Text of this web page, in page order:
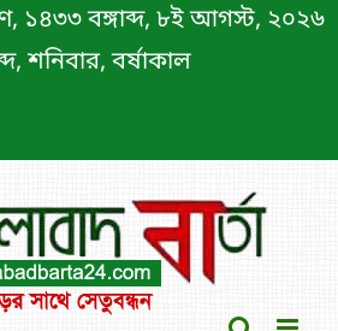
১৪৩৩ বঙ্গাব্দ, ৮ই আগস্ট, ২০২৬
শনিবার, বর্ষাকাল